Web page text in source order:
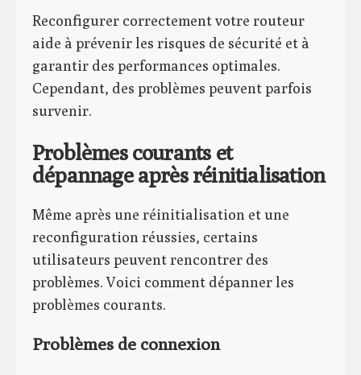
Reconfigurer correctement votre routeur
aide à prévenir les risques de sécurité et à
garantir des performances optimales.
Cependant, des problèmes peuvent parfois
survenir.
Problèmes courants et
dépannage après réinitialisation
Même après une réinitialisation et une
reconfiguration réussies, certains
utilisateurs peuvent rencontrer des
problèmes. Voici comment dépanner les
problèmes courants.
Problèmes de connexion